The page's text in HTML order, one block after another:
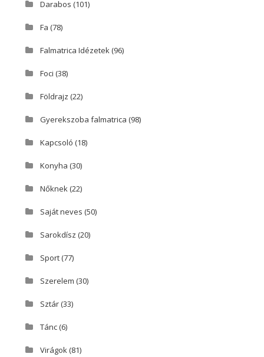
Darabos (101)
Fa (78)
Falmatrica Idézetek(96)
Foci (38)
Földrajz (22)
Gyerekszoba falmatrica (98)
Kapcsoló (18)
Konyha (30)
Nőknek(22)
Saját neves (50)
Sarokdísz (20)
Sport(77)
Szerelem (30)
Sztár(33)
Tánc(6)
Virágok(81)